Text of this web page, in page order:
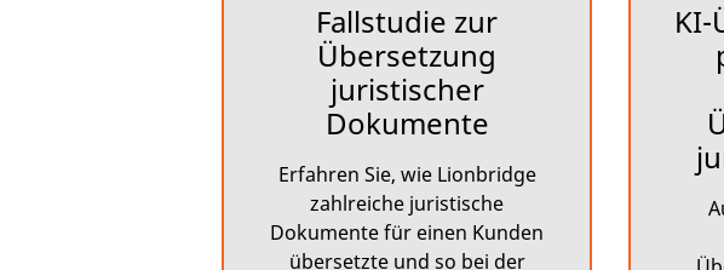
Fallstudie zur
Übersetzung
juristischer
Dokumente
Erfahren Sie, wie Lionbridge
zahlreiche juristische
Dokumente für einen Kunden
übersetzte und so bei der
KI-